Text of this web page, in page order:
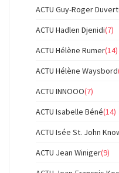
ACTU Guy-Roger Duvert
ACTU Hadlen Djenidi(7)
ACTU Hélène Rumer(14)
ACTU Hélène Waysbord
ACTU INNOOO(7)
ACTU Isabelle Béné(14)
ACTU Isée St. John
ACTU Jean Winiger(9)